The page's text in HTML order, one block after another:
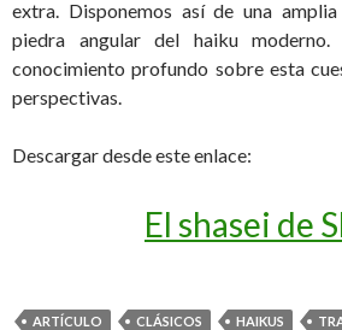
extra. Disponemos así de una
piedra angular del haiku
conocimiento profundo sobre esta
perspectivas.
Descargar desde este enlace:
El shasei de
ARTÍCULO CLÁSICOS HAIKUS